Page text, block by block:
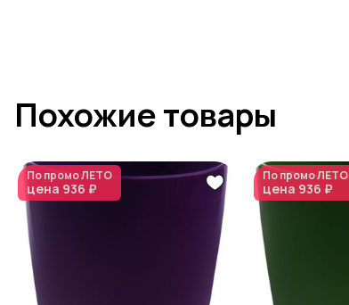
Похожие товары
По промоЛЕТО
цена 936 ₽
По промоЛЕТО
цена 936 ₽